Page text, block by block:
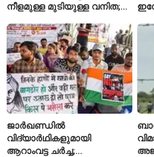
നീളമുള്ള മുടിയുള്ള വനിത;
ജാർഖണ്ഡിൽ
വിദ്യാർഥികളുമായി
ആറാംവട്ട ചർച്ച;